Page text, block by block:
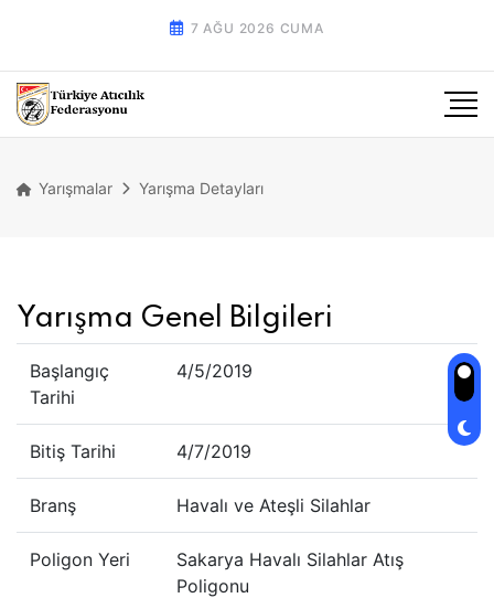
7 AĞU 2026 CUMA
Yarışmalar Yarışma Detayları
Yarışma Genel Bilgileri
Başlangıç
Tarihi
4/5/2019
Bitiş Tarihi 4/7/2019
Branş Havalı ve Ateşli Silahlar
Poligon Yeri
Sakarya Havalı Silahlar Atış
Poligonu